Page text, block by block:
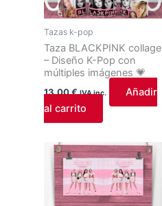
Tazas k-pop
Taza BLACKPINK collage
– Diseño K-Pop con
múltiples imágenes 💗
13,00€ IVA inc.
Añadir
al carrito